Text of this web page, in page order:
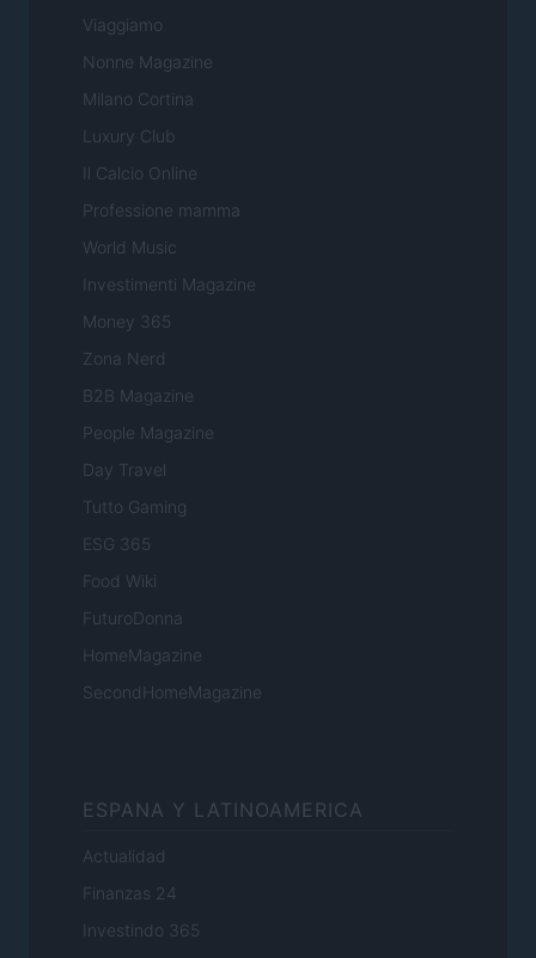
Viaggiamo
Nonne Magazine
Milano Cortina
Luxury Club
Il Calcio Online
Professione mamma
World Music
Investimenti Magazine
Money 365
Zona Nerd
B2B Magazine
People Magazine
Day Travel
Tutto Gaming
ESG 365
Food Wiki
FuturoDonna
HomeMagazine
SecondHomeMagazine
ESPANA Y LATINOAMERICA
Actualidad
Finanzas 24
Investindo 365